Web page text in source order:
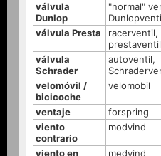
válvula
Dunlop
"normal"
válvula Presta
racerventil,
prestaventil
válvula
Schrader
autoventil,
velomóvil /
bicicoche
velomobil
ventaje forspring
viento
contrario
modvind
viento en
medvind